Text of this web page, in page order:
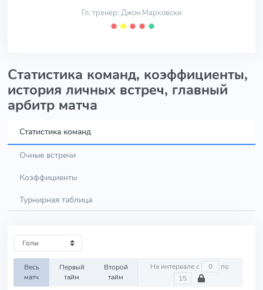
Гл. тренер: Джон Марковски
⬤ ⬤ ⬤ ⬤ ⬤
Статистика команд, коэффициенты,
история личных встреч, главный
арбитр матча
Статистика команд
Очные встречи
Коэффициенты
Турнирная таблица
Весь
матч
Первый
тайм
Второй
тайм
На интервале с по